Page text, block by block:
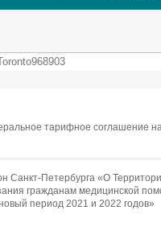
тарифное соглашение
Санкт-Петербурга «О
гражданам медицинской
период 2021 и 2022 годов»